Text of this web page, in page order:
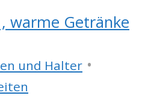
und Halter •